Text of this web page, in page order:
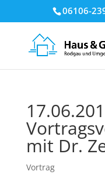
06106-
mit Dr.
Vortrag